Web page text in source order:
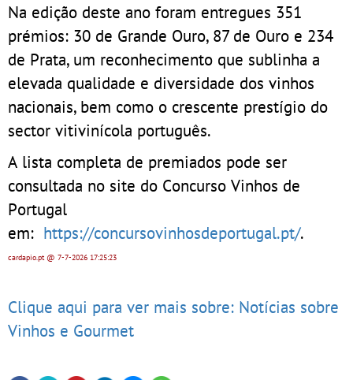
Na edição deste ano foram entregues 351
prémios: 30 de Grande Ouro, 87 de Ouro e 234
de Prata, um reconhecimento que sublinha a
elevada qualidade e diversidade dos vinhos
nacionais, bem como o crescente prestígio do
sector vitivinícola português.
A lista completa de premiados pode ser
consultada no site do Concurso Vinhos de
Portugal
em: https://concursovinhosdeportugal.pt/.
cardapio.pt@ 7-7-2026 17:25:23
Clique aqui para ver mais sobre: Notícias sobre
Vinhos e Gourmet